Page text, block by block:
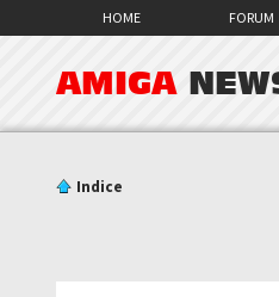
HOME FORUM
AMIGA
Indice